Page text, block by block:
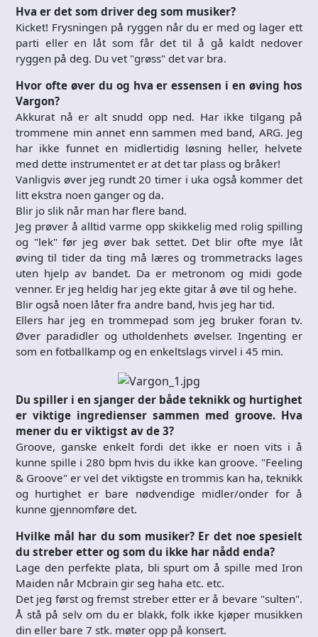
Hva er det som driver deg som musiker?
Kicket! Frysningen på ryggen når du er med og lager ett
parti eller en låt som får det til å gå kaldt nedover
ryggen på deg. Du vet "grøss" det var bra.
Hvor ofte øver du og hva er essensen i en øving hos
Vargon?
Akkurat nå er alt snudd opp ned. Har ikke tilgang på
trommene min annet enn sammen med band, ARG. Jeg
har ikke funnet en midlertidig løsning heller, helvete
med dette instrumentet er at det tar plass og bråker!
Vanligvis øver jeg rundt 20 timer i uka også kommer det
litt ekstra noen ganger og da.
Blir jo slik når man har flere band.
Jeg prøver å alltid varme opp skikkelig med rolig spilling
og "lek" før jeg øver bak settet. Det blir ofte mye låt
øving til tider da ting må læres og trommetracks lages
uten hjelp av bandet. Da er metronom og midi gode
venner. Er jeg heldig har jeg ekte gitar å øve til og hehe.
Blir også noen låter fra andre band, hvis jeg har tid.
Ellers har jeg en trommepad som jeg bruker foran tv.
Øver paradidler og utholdenhets øvelser. Ingenting er
som en fotballkamp og en enkeltslags virvel i 45 min.
Du spiller i en sjanger der både teknikk og hurtighet
er viktige ingredienser sammen med groove. Hva
mener du er viktigst av de 3?
Groove, ganske enkelt fordi det ikke er noen vits i å
kunne spille i 280 bpm hvis du ikke kan groove. "Feeling
& Groove" er vel det viktigste en trommis kan ha, teknikk
og hurtighet er bare nødvendige midler/onder for å
kunne gjennomføre det.
Hvilke mål har du som musiker? Er det noe spesielt
du streber etter og som du ikke har nådd enda?
Lage den perfekte plata, bli spurt om å spille med Iron
Maiden når Mcbrain gir seg haha etc. etc.
Det jeg først og fremst streber etter er å bevare "sulten".
Å stå på selv om du er blakk, folk ikke kjøper musikken
din eller bare 7 stk. møter opp på konsert.